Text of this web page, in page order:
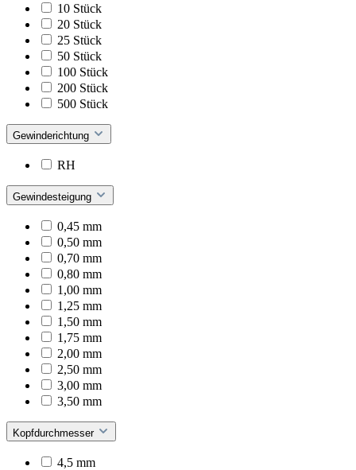
10 Stück
20 Stück
25 Stück
50 Stück
100 Stück
200 Stück
500 Stück
Gewinderichtung
RH
Gewindesteigung
0,45 mm
0,50 mm
0,70 mm
0,80 mm
1,00 mm
1,25 mm
1,50 mm
1,75 mm
2,00 mm
2,50 mm
3,00 mm
3,50 mm
Kopfdurchmesser
4,5 mm